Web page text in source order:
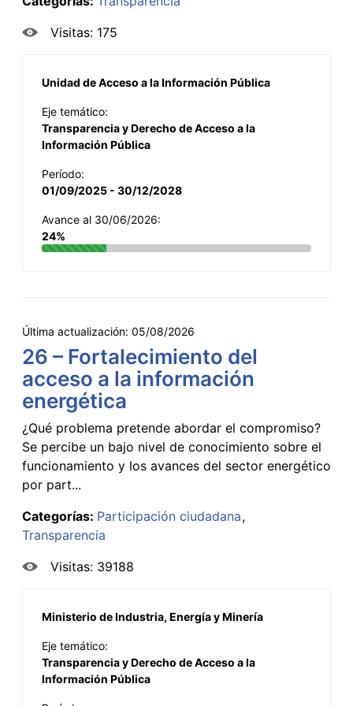
Visitas: 175
Unidad de Acceso a la Información Pública
Eje temático:
Transparencia y Derecho de Acceso a la
Información Pública
Período:
01/09/2025 - 30/12/2028
Avance al 30/06/2026:
24%
Última actualización: 05/08/2026
26 – Fortalecimiento del
acceso a la información
energética
¿Qué problema pretende abordar el compromiso?
Se percibe un bajo nivel de conocimiento sobre el
funcionamiento y los avances del sector energético
por part...
Categorías: Participación ciudadana
Transparencia
Visitas: 39188
Ministerio de Industria, Energía y Minería
Eje temático:
Transparencia y Derecho de Acceso a la
Información Pública